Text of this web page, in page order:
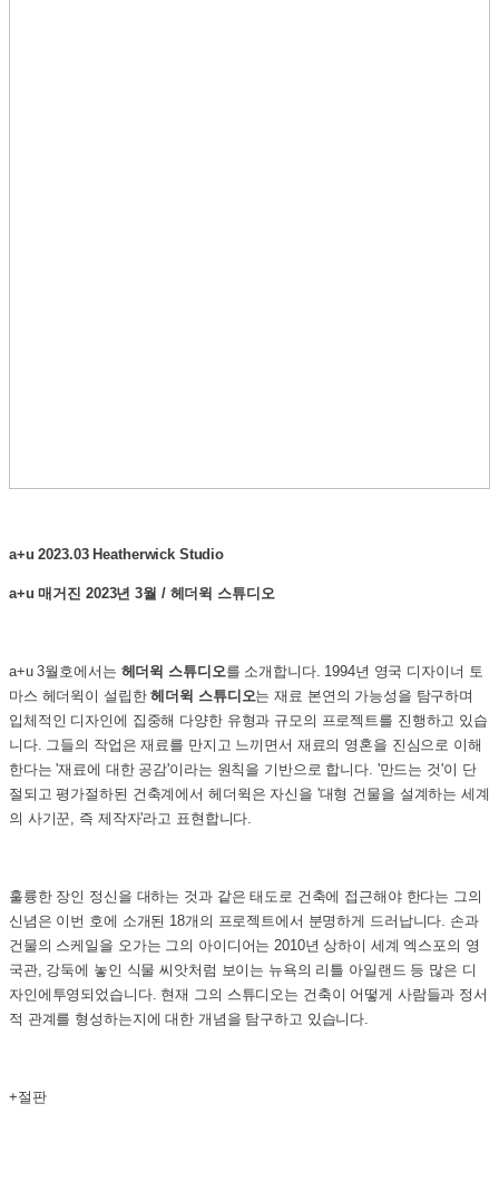
a+u 2023.03 Heatherwick Studio
a+u 매거진 2023년 3월 / 헤더윅 스튜디오
a+u 3월호에서는 헤더윅 스튜디오를 소개합니다. 1994년 영국 디자이너 토
마스 헤더윅이 설립한헤더윅 스튜디오는 재료 본연의 가능성을 탐구하며
입체적인 디자인에 집중해 다양한 유형과 규모의 프로젝트를 진행하고 있습
니다. 그들의 작업은 재료를 만지고 느끼면서 재료의 영혼을 진심으로 이해
한다는 '재료에 대한 공감'이라는 원칙을 기반으로 합니다. '만드는 것'이 단
절되고 평가절하된 건축계에서 헤더윅은 자신을 '대형 건물을 설계하는 세계
의 사기꾼, 즉 제작자'라고 표현합니다.
훌륭한 장인 정신을 대하는 것과 같은 태도로 건축에 접근해야 한다는 그의
신념은 이번 호에 소개된 18개의 프로젝트에서 분명하게 드러납니다. 손과
건물의 스케일을 오가는 그의 아이디어는 2010년 상하이 세계 엑스포의 영
국관, 강둑에 놓인 식물 씨앗처럼 보이는 뉴욕의 리틀 아일랜드 등 많은 디
자인에투영되었습니다. 현재 그의 스튜디오는 건축이 어떻게 사람들과 정서
적 관계를 형성하는지에 대한 개념을 탐구하고 있습니다.
+절판